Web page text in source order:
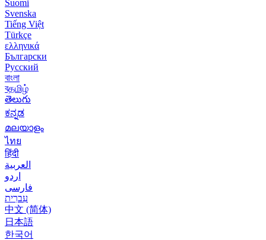
Suomi
Svenska
Tiếng Việt
Türkçe
ελληνικά
Български
Русский
বাংলা
বதமிழ்
తెలుగు
ಕನ್ನಡ
മലയാളം
ไทย
हिंदी
العربية
اردو
فارسی
עִברִית
中文 (简体)
日本語
한국어